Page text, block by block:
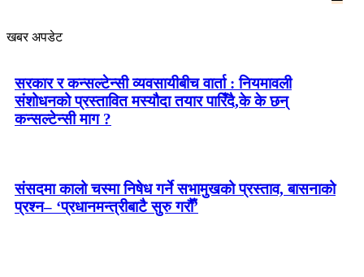
खबर अपडेट
सरकार र कन्सल्टेन्सी व्यवसायीबीच वार्ता : नियमावली
संशोधनको प्रस्तावित मस्यौदा तयार पारिँदै,के के छन्
कन्सल्टेन्सी माग ?
संसदमा कालो चस्मा निषेध गर्ने सभामुखको प्रस्ताव, बासनाको
प्रश्न– ‘प्रधानमन्त्रीबाटै सुरु गरौँ’